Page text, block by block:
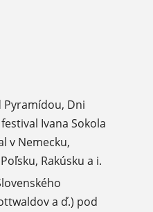
Pyramídou, Dni
Ivana Sokola
v Nemecku,
Rakúsku a i.
a ď.) pod